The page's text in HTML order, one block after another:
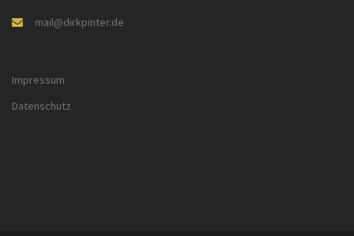
mail@dirkpinter.de
Impressum
Datenschutz